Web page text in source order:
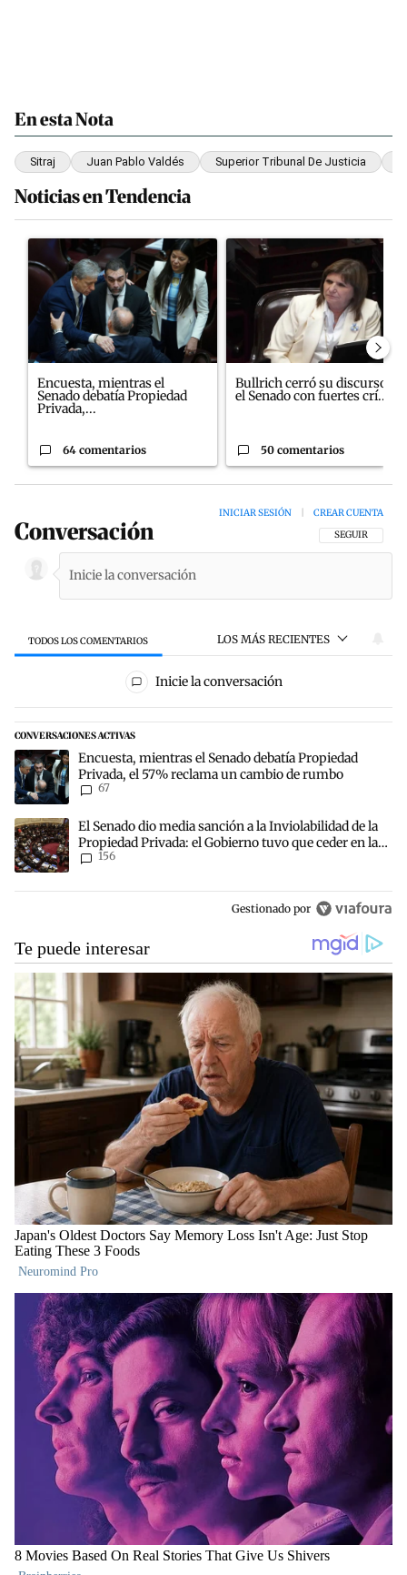
En esta Nota
Sitraj Juan Pablo Valdés Superior Tribunal De Justicia
Noticias en Tendencia
Este listado muestra los artículos con más comentarios en los
Un artículo de tendencia con el título "Encuesta, mientras el
Encuesta, mientras el
Senado debatía Propiedad
Privada,...
64 comentarios
Un artículo de tendencia con
Bullrich cerró su discurso en
el Senado con fuertes crí...
50 comentarios
Conversación SIGA ESTA
SEGUIR
INICIAR SESIÓN CREAR CUENTA
TODOS LOS COMENTARIOS LOS MÁS RECIENTES
Todos los comentarios
Inicie la conversación
CONVERSACIONES ACTIVAS
Este listado muestra los artículos con más comentarios en los
Un artículo de tendencia con el título "Encuesta, mientras el
Encuesta, mientras el Senado debatía Propiedad
Privada, el 57% reclama un cambio de rumbo
67
Un artículo de tendencia con el título "El Senado dio media
El Senado dio media sanción a la Inviolabilidad de la
Propiedad Privada: el Gobierno tuvo que ceder en la
Ley del Manejo del Fuego
156
Gestionado por